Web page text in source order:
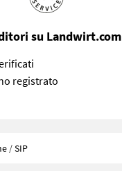
su Landwirt.com
registrato
/SIP